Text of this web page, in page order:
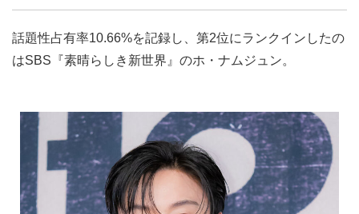
話題性占有率10.66%を記録し、第2位にランクインしたの
はSBS『素晴らしき新世界』のホ・ナムジュン。